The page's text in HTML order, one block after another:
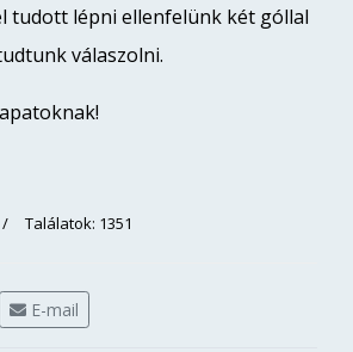
tudott lépni ellenfelünk két góllal
válaszolni.
Találatok: 1351
E-mail